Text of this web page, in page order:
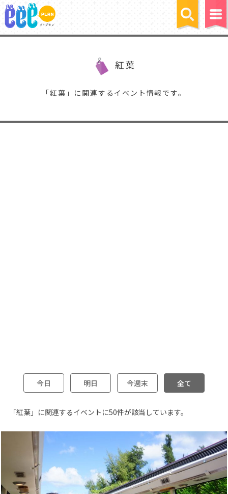
紅葉
「紅葉」に関連するイベント情報です。
今日 明日 今週末 全て
「紅葉」に関連するイベントに50件が該当しています。